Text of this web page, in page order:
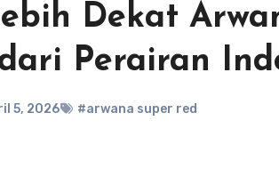
Dekat
Perairan
5, 2026 #arwana super red